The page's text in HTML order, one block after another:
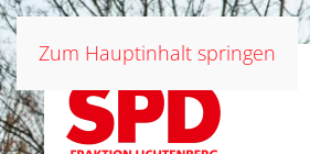
Zum Hauptinhalt springen